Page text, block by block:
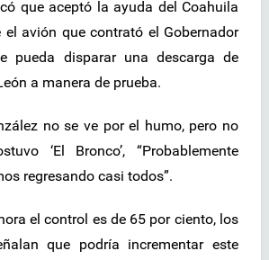
que aceptó la ayuda del Coahuila
el avión que contrató el Gobernador
pueda disparar una descarga de
a manera de prueba.
no se ve por el humo, pero no
‘El Bronco’, “Probablemente
regresando casi todos”.
el control es de 65 por ciento, los
que podría incrementar este